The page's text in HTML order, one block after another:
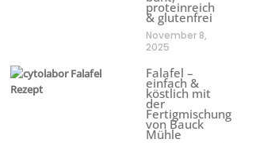
proteinreich
& glutenfrei
November 8,
2025
Falafel –
einfach &
köstlich mit
der
Fertigmischung
von Bauck
Mühle